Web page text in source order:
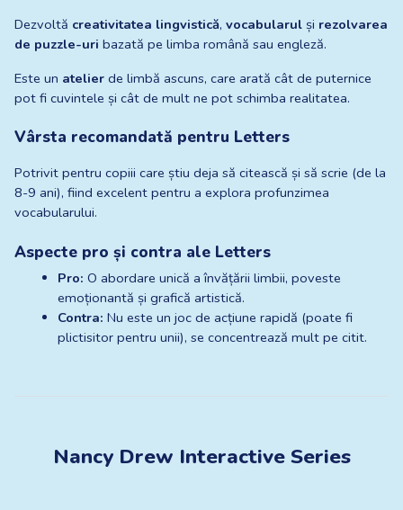
Dezvoltă creativitatea lingvistică, vocabularul și rezolvarea
de puzzle-uri bazată pe limba română sau engleză.
Este un atelier de limbă ascuns, care arată cât de puternice
pot fi cuvintele și cât de mult ne pot schimba realitatea.
Vârsta recomandată pentru Letters
Potrivit pentru copiii care știu deja să citească și să scrie (de la
8-9 ani), fiind excelent pentru a explora profunzimea
vocabularului.
Aspecte pro și contra ale Letters
Pro: O abordare unică a învățării limbii, poveste
emoționantă și grafică artistică.
Contra: Nu este un joc de acțiune rapidă (poate fi
plictisitor pentru unii), se concentrează mult pe citit.
Nancy Drew Interactive Series